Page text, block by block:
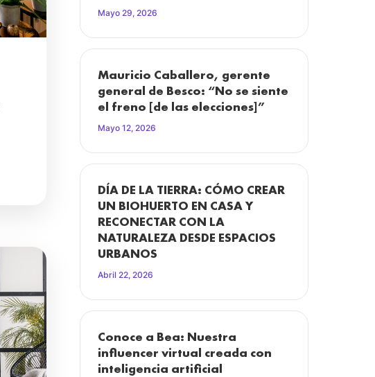
Mayo 29, 2026
Mauricio Caballero, gerente
general de Besco: “No se siente
el freno [de las elecciones]”
Mayo 12, 2026
DÍA DE LA TIERRA: CÓMO CREAR
UN BIOHUERTO EN CASA Y
RECONECTAR CON LA
NATURALEZA DESDE ESPACIOS
URBANOS
Abril 22, 2026
Conoce a Bea: Nuestra
influencer virtual creada con
inteligencia artificial